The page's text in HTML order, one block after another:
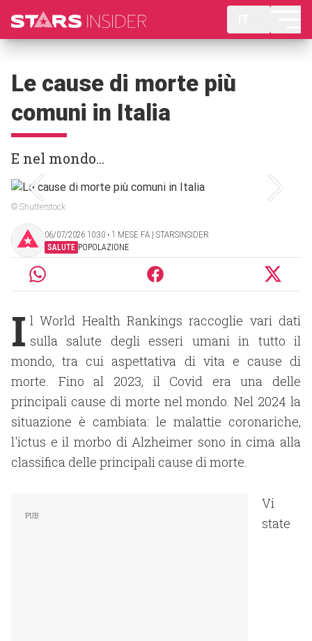
Le cause di morte più
comuni in Italia
E nel mondo...
© Shutterstock
06/07/2026 10:30 ‧ 1 MESE FA | STARSINSIDER
SALUTE POPOLAZIONE
I l World Health Rankings raccoglie vari dati
sulla salute degli esseri umani in tutto il
mondo, tra cui aspettativa di vita e cause di
morte. Fino al 2023, il Covid era una delle
principali cause di morte nel mondo. Nel 2024 la
situazione è cambiata: le malattie coronariche,
l'ictus e il morbo di Alzheimer sono in cima alla
classifica delle principali cause di morte.
Vi
state